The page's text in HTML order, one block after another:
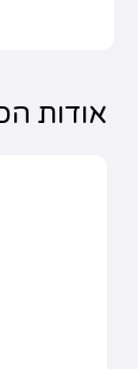
אודות